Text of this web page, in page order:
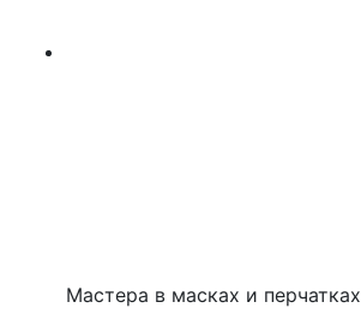
Мастера в масках и перчатках